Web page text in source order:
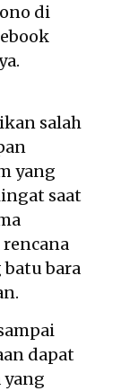
di
salah
yang
saat
bara
dapat
yang